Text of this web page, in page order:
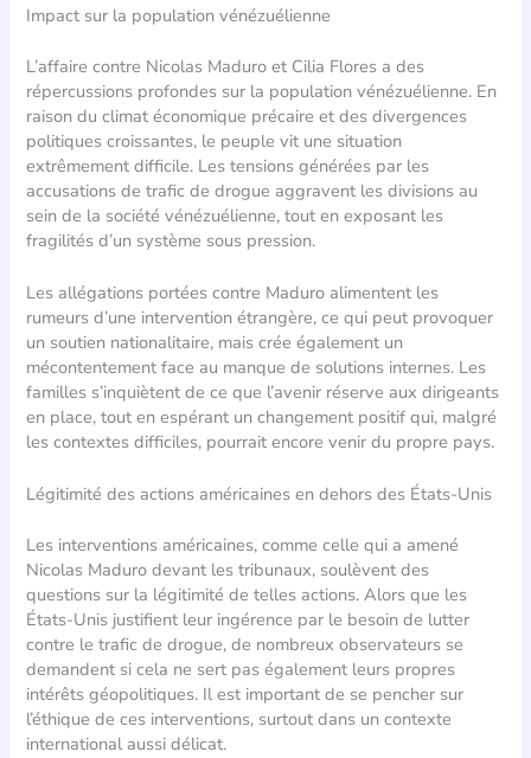
Impact sur la population vénézuélienne
L’affaire contre Nicolas Maduro et Cilia Flores a des
répercussions profondes sur la population vénézuélienne. En
raison du climat économique précaire et des divergences
politiques croissantes, le peuple vit une situation
extrêmement difficile. Les tensions générées par les
accusations de trafic de drogue aggravent les divisions au
sein de la société vénézuélienne, tout en exposant les
fragilités d’un système sous pression.
Les allégations portées contre Maduro alimentent les
rumeurs d’une intervention étrangère, ce qui peut provoquer
un soutien nationalitaire, mais crée également un
mécontentement face au manque de solutions internes. Les
familles s’inquiètent de ce que l’avenir réserve aux dirigeants
en place, tout en espérant un changement positif qui, malgré
les contextes difficiles, pourrait encore venir du propre pays.
Légitimité des actions américaines en dehors des États-Unis
Les interventions américaines, comme celle qui a amené
Nicolas Maduro devant les tribunaux, soulèvent des
questions sur la légitimité de telles actions. Alors que les
États-Unis justifient leur ingérence par le besoin de lutter
contre le trafic de drogue, de nombreux observateurs se
demandent si cela ne sert pas également leurs propres
intérêts géopolitiques. Il est important de se pencher sur
l’éthique de ces interventions, surtout dans un contexte
international aussi délicat.